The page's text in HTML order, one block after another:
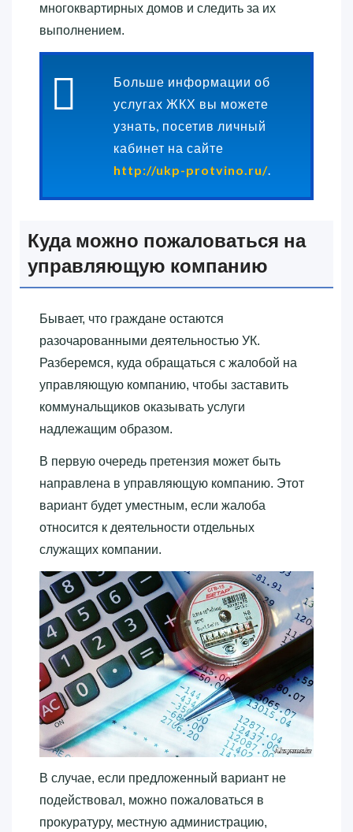
многоквартирных домов и следить за их
выполнением.
Больше информации об
услугах ЖКХ вы можете
узнать, посетив личный
кабинет на сайте
http://ukp-protvino.ru/
Куда можно пожаловаться на
управляющую компанию
Бывает, что граждане остаются
разочарованными деятельностью УК.
Разберемся, куда обращаться с жалобой на
управляющую компанию, чтобы заставить
коммунальщиков оказывать услуги
надлежащим образом.
В первую очередь претензия может быть
направлена в управляющую компанию. Этот
вариант будет уместным, если жалоба
относится к деятельности отдельных
служащих компании.
В случае, если предложенный вариант не
подействовал, можно пожаловаться в
прокуратуру, местную администрацию,